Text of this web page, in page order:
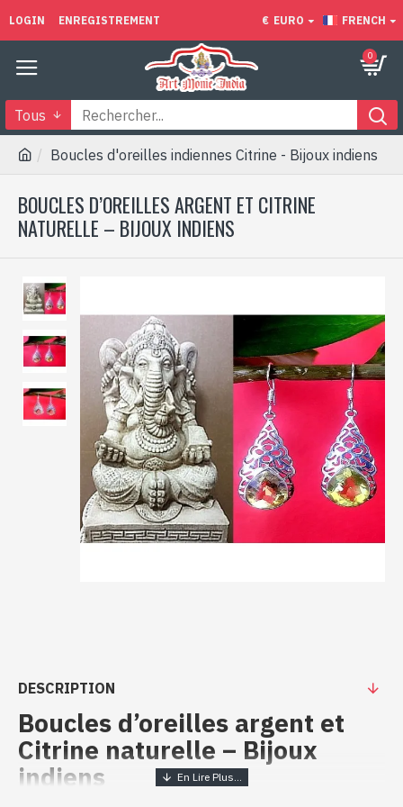
LOGIN ENREGISTREMENT € EURO FRENCH
0
Tous
Boucles d'oreilles indiennes Citrine - Bijoux indiens
BOUCLES D’OREILLES ARGENT ET CITRINE
NATURELLE – BIJOUX INDIENS
DESCRIPTION
Boucles d’oreilles argent et
Citrine naturelle – Bijoux
indiens